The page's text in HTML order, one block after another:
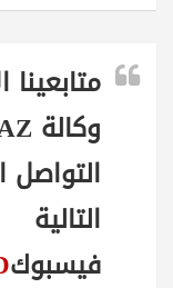
التواصل
التالية
فيسبوك